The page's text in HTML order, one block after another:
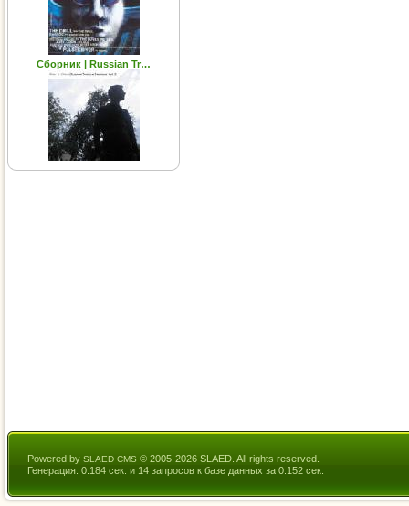
Сборник | Russian Tr…
Powered by SLAED CMS © 2005-2026 SLAED. All rights reserved.
Генерация: 0.184 сек. и 14 запросов к базе данных за 0.152 сек.